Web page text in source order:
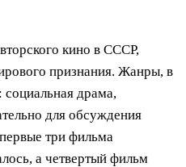
кино в СССР,
признания. Жанры, в
драма,
для обсуждения
три фильма
а четвертый фильм